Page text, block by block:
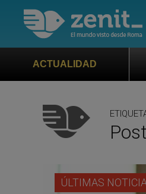
ACTUALIDADHimno oficial
ÚLTIMAS